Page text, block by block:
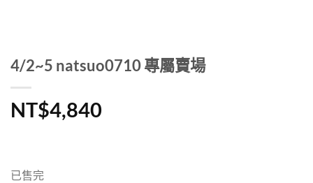
4/2~5 natsuo0710 專屬賣場
NT$4,840
已售完